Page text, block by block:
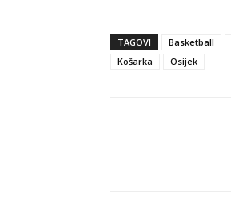
TAGOVI Basketball
Košarka
Osijek